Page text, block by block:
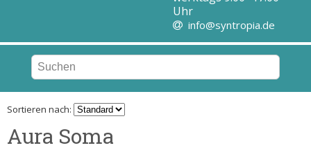
Uhr
info@syntropia.de
Sortieren nach:
Aura Soma